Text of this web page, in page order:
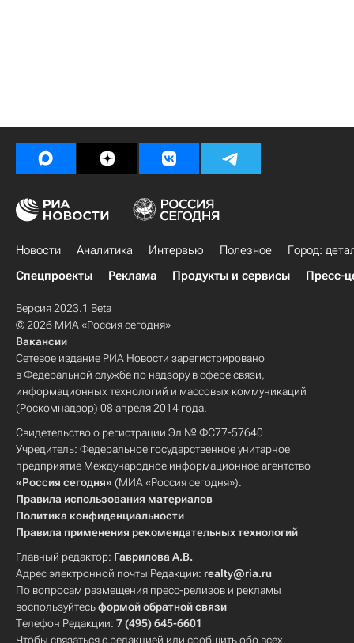
Новости Аналитика Интервью Полезное
Город:
Спецпроекты
Реклама Продукты и сервисы Пресс-
Версия 2023.1 Beta
© 2026 МИА «Россия сегодня»
Вакансии
Сетевое издание РИА Новости зарегистрировано
в Федеральной службе по надзору в сфере связи,
информационных технологий и массовых коммуникаций
(Роскомнадзор) 08 апреля 2014 года.
Свидетельство о регистрации Эл № ФС77-57640
Учредитель: Федеральное государственное унитарное
предприятие Международное информационное агентство
«Россия сегодня» (МИА «Россия сегодня»).
Правила использования материалов
Политика конфиденциальности
Правила применения рекомендательных технологий
Главный редактор: Гаврилова А.В.
Адрес электронной почты Редакции: realty@ria.ru
По вопросам размещения пресс-релизов и рекламы
воспользуйтесьформой обратной связи
Телефон Редакции: 7 (495) 645-6601
Чтобы связаться с редакцией или сообщить обо всех